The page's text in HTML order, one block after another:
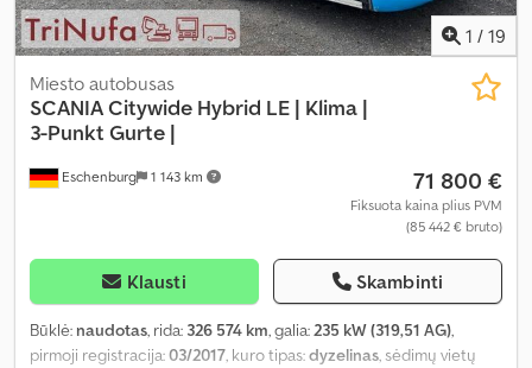
1 / 19
Eschenburg 1 143 km
Miesto autobusas
SCANIACitywide Hybrid LE | Klima |
3-Punkt Gurte |
71 800 €
Fiksuota kaina plius PVM
(85 442 € bruto)
Klausti Skambinti
Būklė: naudotas, rida: 326 574 km, galia:235 kW (319,51 AG),
pirmoji registracija:03/2017, kuro tipas:dyzelinas, sėdimų vietų